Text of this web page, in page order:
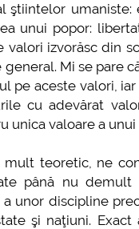
ştiintelor
unui popor:
valori izvorăsc din
Mi se pare
pe aceste valori,
cu adevărat
unica valoare a
teoretic, ne
până nu
unor discipline
şi naţiuni.